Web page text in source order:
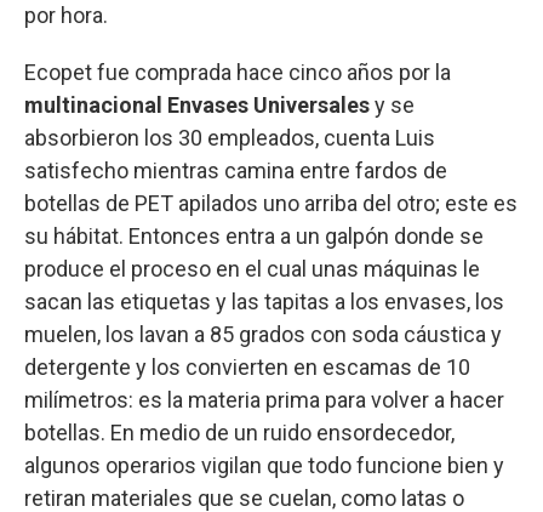
por hora.
Ecopet fue comprada hace cinco años por la
multinacional Envases Universalesy se
absorbieron los 30 empleados, cuenta Luis
satisfecho mientras camina entre fardos de
botellas de PET apilados uno arriba del otro; este es
su hábitat. Entonces entra a un galpón donde se
produce el proceso en el cual unas máquinas le
sacan las etiquetas y las tapitas a los envases, los
muelen, los lavan a 85 grados con soda cáustica y
detergente y los convierten en escamas de 10
milímetros: es la materia prima para volver a hacer
botellas. En medio de un ruido ensordecedor,
algunos operarios vigilan que todo funcione bien y
retiran materiales que se cuelan, como latas o